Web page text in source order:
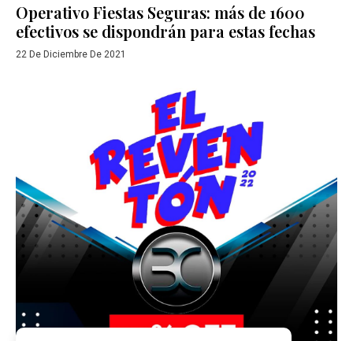
Operativo Fiestas Seguras: más de 1600
efectivos se dispondrán para estas fechas
22 De Diciembre De 2021